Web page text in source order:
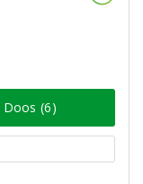
Doos (6)